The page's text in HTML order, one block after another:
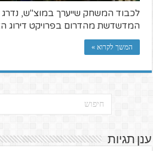
לכבוד המשחק שייערך במוצ"ש,
המדשדשת מהדרום בפרויקט דירוג
המשך לקרוא »
ענן תגיות